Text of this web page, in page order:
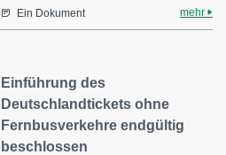
Ein Dokument mehr
Einführung des
Deutschlandtickets ohne
Fernbusverkehre endgültig
beschlossen